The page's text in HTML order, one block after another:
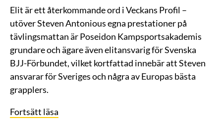
Elit är ett återkommande ord i Veckans Profil –
utöver Steven Antonious egna prestationer på
tävlingsmattan är Poseidon Kampsportsakademis
grundare och ägare även elitansvarig för Svenska
BJJ-Förbundet, vilket kortfattad innebär att Steven
ansvarar för Sveriges och några av Europas bästa
grapplers.
Fortsätt läsa